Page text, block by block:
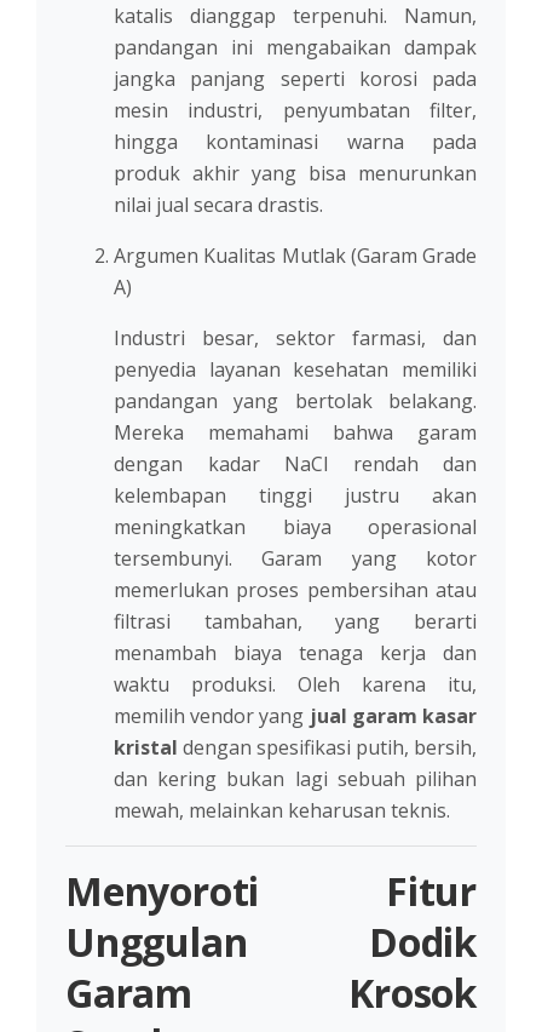
katalis dianggap terpenuhi. Namun,
pandangan ini mengabaikan dampak
jangka panjang seperti korosi pada
mesin industri, penyumbatan filter,
hingga kontaminasi warna pada
produk akhir yang bisa menurunkan
nilai jual secara drastis.
Argumen Kualitas Mutlak (Garam Grade
A)
Industri besar, sektor farmasi, dan
penyedia layanan kesehatan memiliki
pandangan yang bertolak belakang.
Mereka memahami bahwa garam
dengan kadar NaCl rendah dan
kelembapan tinggi justru akan
meningkatkan biaya operasional
tersembunyi. Garam yang kotor
memerlukan proses pembersihan atau
filtrasi tambahan, yang berarti
menambah biaya tenaga kerja dan
waktu produksi. Oleh karena itu,
memilih vendor yang jual garam kasar
kristal dengan spesifikasi putih, bersih,
dan kering bukan lagi sebuah pilihan
mewah, melainkan keharusan teknis.
Menyoroti Fitur
Unggulan Dodik
Garam Krosok